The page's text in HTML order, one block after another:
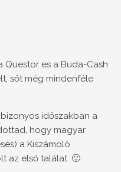
Questor es a Buda-Cash
sőt még mindenféle
időszakban a
hogy magyar
a Kiszámoló
az első találat. 🙂